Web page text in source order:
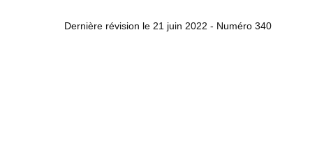
Dernière révision le 21 juin 2022 - Numéro 340